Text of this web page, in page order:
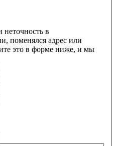
в
поменялся адрес или
это в форме ниже, и мы